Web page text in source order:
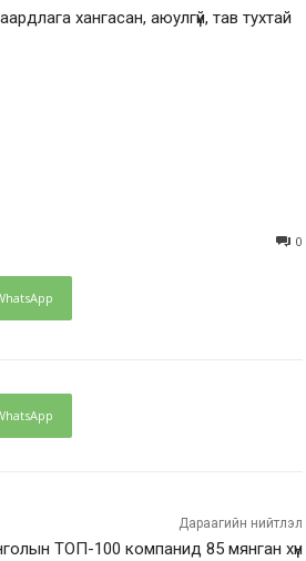
хангасан, аюулгүй, тав тухтай
0
Дараагийн нийтлэл
ТОП-100 компанид 85 мянган хүн